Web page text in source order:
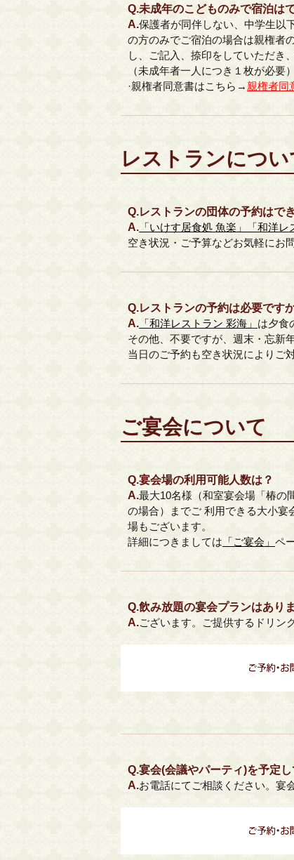
Q.未成年のこどものみで宿泊は
A.保護者が同伴しない、中学生以
の方のみでご宿泊の場合は親権者
し、ご記入、捺印をしていただき
（未成年者一人につき１枚が必要）
·親権者同意書はこちら→ 親権者同
レストランについ
Q.レストランの団体の予約はで
A. 「いけす居食処 魚楽」 「和洋レ
空き状況・ご予算などお気軽にお
Q.レストランの予約は必要です
A. 「和洋レストラン 彩海」 は夕食
その他、不要ですが、週末・忘新
当日のご予約も空き状況によりご
ご宴会について
Q.宴会場の利用可能人数は？
A.最大10名様（和室宴会場「椿の
の場合）までご 利用できる大小
場もございます。
詳細につきましては 「ご宴会」 ペ
Q.飲み放題の宴会プランはあり
A.ございます。ご提供するドリン
Q.宴会(会議やパーティ)を予定
A.お電話にてご相談ください。宴